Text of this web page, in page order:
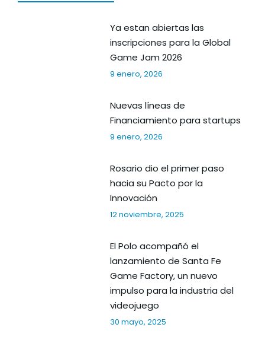
Ya estan abiertas las
inscripciones para la Global
Game Jam 2026
9 enero, 2026
Nuevas líneas de
Financiamiento para startups
9 enero, 2026
Rosario dio el primer paso
hacia su Pacto por la
Innovación
12 noviembre, 2025
El Polo acompañó el
lanzamiento de Santa Fe
Game Factory, un nuevo
impulso para la industria del
videojuego
30 mayo, 2025